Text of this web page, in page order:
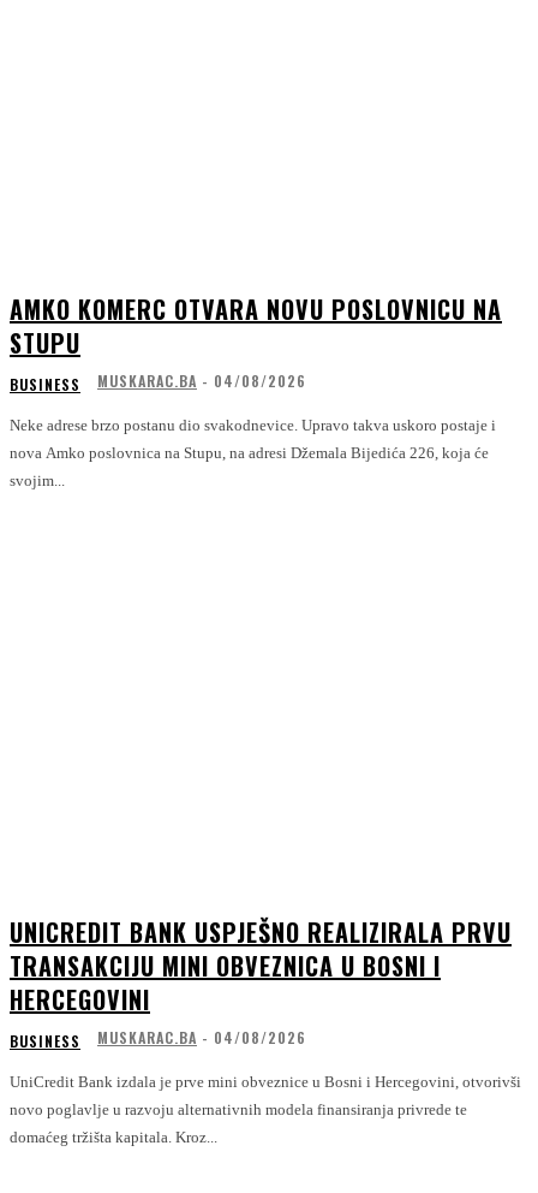
AMKO KOMERC OTVARA NOVU POSLOVNICU NA
STUPU
BUSINESS MUSKARAC.BA - 04/08/2026
Neke adrese brzo postanu dio svakodnevice. Upravo takva uskoro postaje i
nova Amko poslovnica na Stupu, na adresi Džemala Bijedića 226, koja će
svojim...
UNICREDIT BANK USPJEŠNO REALIZIRALA PRVU
TRANSAKCIJU MINI OBVEZNICA U BOSNI I
HERCEGOVINI
BUSINESS MUSKARAC.BA - 04/08/2026
UniCredit Bank izdala je prve mini obveznice u Bosni i Hercegovini, otvorivši
novo poglavlje u razvoju alternativnih modela finansiranja privrede te
domaćeg tržišta kapitala. Kroz...